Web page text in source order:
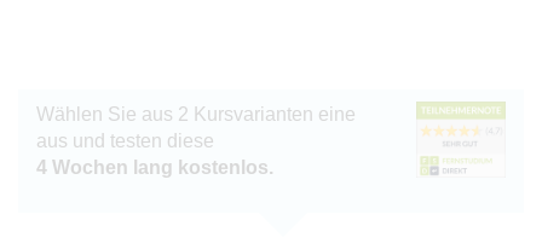
Wählen Sie aus 2 Kursvarianten eine
aus und testen diese
4 Wochen lang kostenlos.